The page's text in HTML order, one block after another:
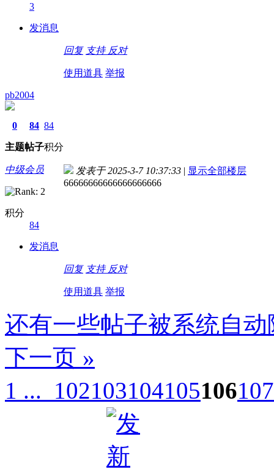
3
发消息
回复 支持 反对
使用道具 举报
pb2004
0
主题
84
帖子
84
积分
中级会员
积分
84
发消息
发表于 2025-3-7 10:37:33 | 显示全部楼层
66666666666666666666
回复 支持 反对
使用道具 举报
还有一些帖子被系统自
下一页 »
1 ... 102103104105106107